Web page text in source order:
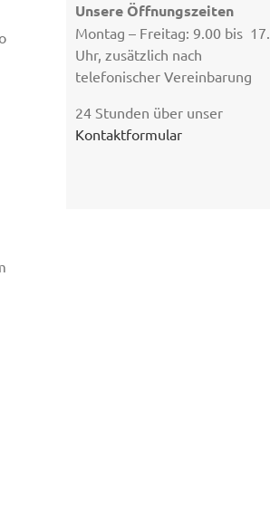
Unsere Öffnungszeiten
Montag – Freitag: 9.00 bis
Uhr, zusätzlich nach
telefonischer Vereinbarung
24 Stunden über unser
Kontaktformular